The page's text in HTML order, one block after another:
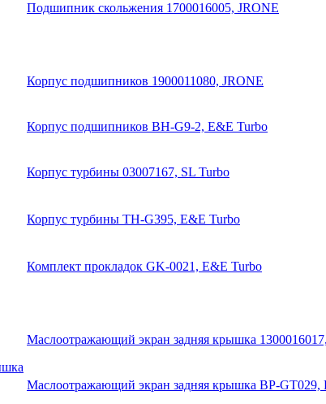
Подшипник скольжения 1700016005, JRONE
Корпус подшипников 1900011080, JRONE
Корпус подшипников BH-G9-2, E&E Turbo
Корпус турбины 03007167, SL Turbo
Корпус турбины TH-G395, E&E Turbo
Комплект прокладок GK-0021, E&E Turbo
Маслоотражающий экран задняя крышка
Маслоотражающий экран задняя крышка BP-GT029,